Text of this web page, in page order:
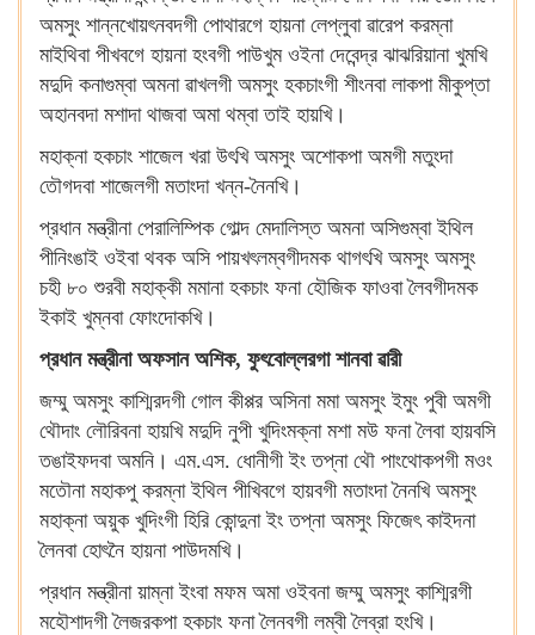
অমসুং শান্নখোয়ৎনবদগী পোথারগে হায়না লেপ্লুবা ৱারেপ করম্না
মাইথিবা পীখবগে হায়না হংবগী পাউখুম ওইনা দেবেন্দ্র ঝাঝরিয়ানা খুমখি
মদুদি কনাগুম্বা অমনা ৱাখলগী অমসুং হকচাংগী শীংনবা লাকপা মীকুপ্তা
অহানবদা মশাদা থাজবা অমা থম্বা তাই হায়খি।
মহাক্না হকচাং শাজেল খরা উৎখি অমসুং অশোকপা অমগী মতুংদা
তৌগদবা শাজেলগী মতাংদা খন্ন-নৈনখি।
প্রধান মন্ত্রীনা পেরালিম্পিক গোল্দ মেদালিস্ত অমনা অসিগুম্বা ইথিল
পীনিংঙাই ওইবা থবক অসি পায়খৎলম্বগীদমক থাগৎখি অমসুং অমসুং
চহী ৮০ শুরবী মহাক্কী মমানা হকচাং ফনা হৌজিক ফাওবা লৈবগীদমক
ইকাই খুম্নবা ফোংদোকখি।
প্রধান মন্ত্রীনা অফসান অশিক, ফুৎবোল্লরগা শানবা ৱারী
জম্মু অমসুং কাশ্মিরদগী গোল কীপ্পর অসিনা মমা অমসুং ইমুং পুবী অমগী
থৌদাং লৌরিবনা হায়খি মদুদি নুপী খুদিংমক্না মশা মউ ফনা লৈবা হায়বসি
তঙাইফদবা অমনি। এম.এস. ধোনীগী ইং তপ্না থৌ পাংথোকপগী মওং
মতৌনা মহাকপু করম্না ইথিল পীখিবগে হায়বগী মতাংদা নৈনখি অমসুং
মহাক্না অয়ুক খুদিংগী হিরি কোন্দুনা ইং তপ্না অমসুং ফিজেৎ কাইদনা
লৈনবা হোৎনৈ হায়না পাউদমখি।
প্রধান মন্ত্রীনা য়াম্না ইংবা মফম অমা ওইবনা জম্মু অমসুং কাশ্মিরগী
মহৌশাদগী লৈজরকপা হকচাং ফনা লৈনবগী লম্বী লৈব্রা হংখি।